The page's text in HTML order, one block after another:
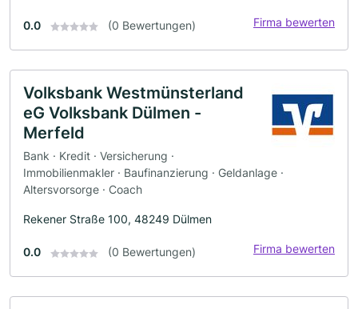
0.0 (0 Bewertungen) Firma bewerten
Volksbank Westmünsterland
eG Volksbank Dülmen -
Merfeld
Bank · Kredit · Versicherung ·
Immobilienmakler · Baufinanzierung · Geldanlage ·
Altersvorsorge · Coach
Rekener Straße 100, 48249 Dülmen
0.0 (0 Bewertungen) Firma bewerten